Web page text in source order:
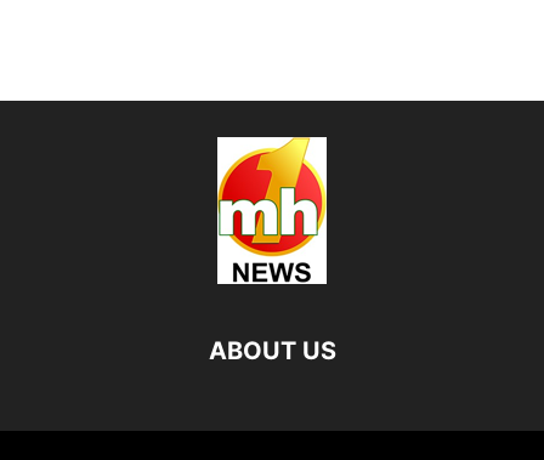
ABOUT US